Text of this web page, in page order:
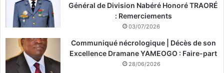
Général de Division Nabéré Honoré TRAORÉ
: Remerciements
03/07/2026
Communiqué nécrologique | Décès de son
Excellence Dramane YAMEOGO : Faire-part
28/06/2026